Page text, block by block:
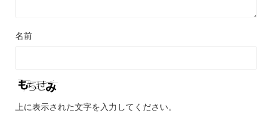
名前
上に表示された文字を入力してください。